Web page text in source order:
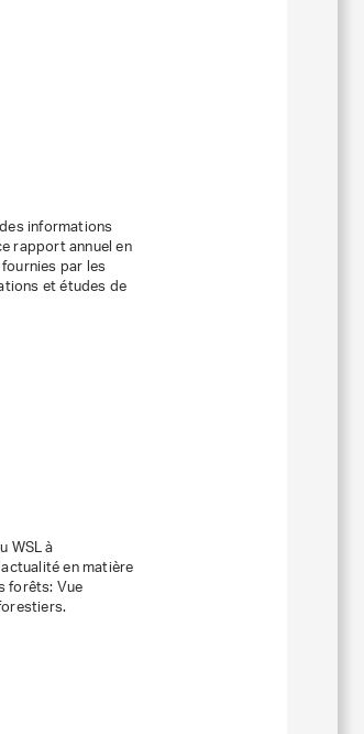
informations
rapport annuel en
par les
et études de
WSL à
en matière
forêts: Vue